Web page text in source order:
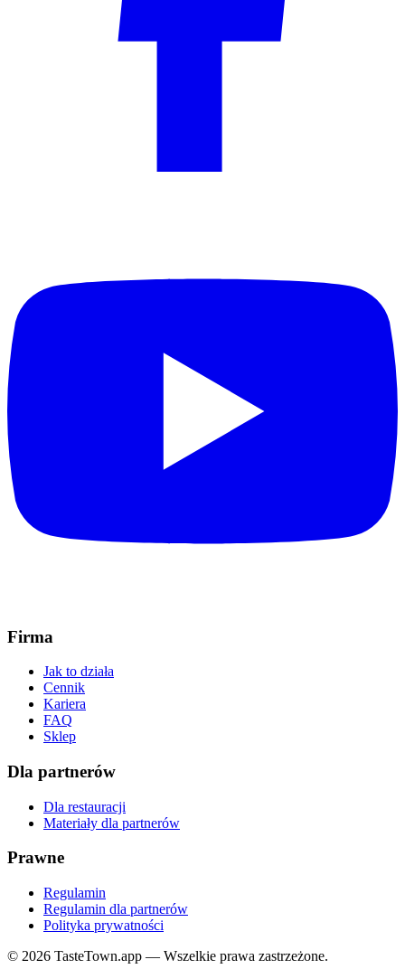
Firma
Jak to działa
Cennik
Kariera
FAQ
Sklep
Dla partnerów
Dla restauracji
Materiały dla partnerów
Prawne
Regulamin
Regulamin dla partnerów
Polityka prywatności
© 2026 TasteTown.app — Wszelkie prawa zastrzeżone.